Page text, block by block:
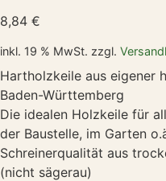
8,84 €
inkl. 19 % MwSt. zzgl.
Hartholzkeile aus eigener
Baden-Württemberg
Die idealen Holzkeile für
der Baustelle, im Garten
Schreinerqualität aus
(nicht sägerau)